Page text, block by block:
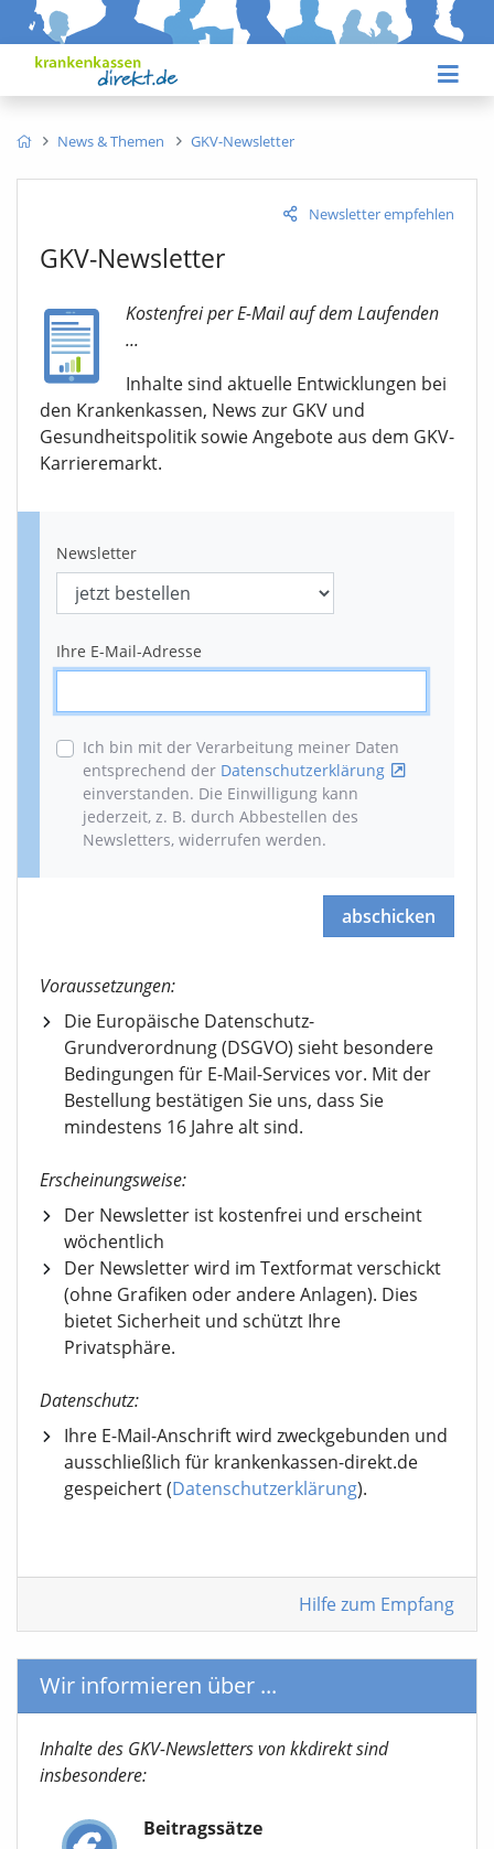
News & Themen GKV-Newsletter
Newsletter empfehlen
GKV-Newsletter
Kostenfrei per E-Mail auf dem Laufenden
...
Inhalte sind aktuelle Entwicklungen bei
den Krankenkassen, News zur GKV und
Gesundheitspolitik sowie Angebote aus dem GKV-
Karrieremarkt.
Newsletter
Ihre E-Mail-Adresse
Ich bin mit der Verarbeitung meiner Daten
entsprechend der Datenschutzerklärung
einverstanden. Die Einwilligung kann
jederzeit, z. B. durch Abbestellen des
Newsletters, widerrufen werden.
abschicken
Voraussetzungen:
Die Europäische Datenschutz-
Grundverordnung (DSGVO) sieht besondere
Bedingungen für E-Mail-Services vor. Mit der
Bestellung bestätigen Sie uns, dass Sie
mindestens 16 Jahre alt sind.
Erscheinungsweise:
Der Newsletter ist kostenfrei und erscheint
wöchentlich
Der Newsletter wird im Textformat verschickt
(ohne Grafiken oder andere Anlagen). Dies
bietet Sicherheit und schützt Ihre
Privatsphäre.
Datenschutz:
Ihre E-Mail-Anschrift wird zweckgebunden und
ausschließlich für krankenkassen-direkt.de
gespeichert (Datenschutzerklärung).
Hilfe zum Empfang
Wir informieren über ...
Inhalte des GKV-Newsletters von kkdirekt sind
insbesondere:
Beitragssätze